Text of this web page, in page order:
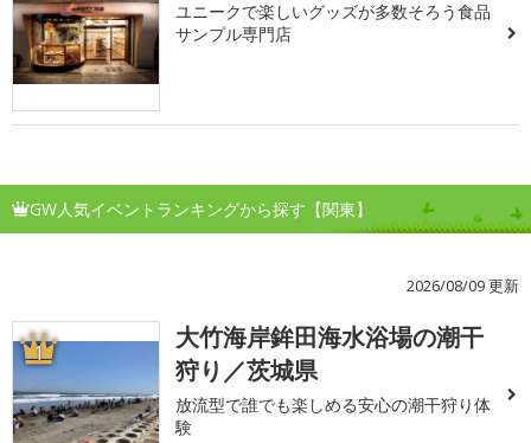
ユニークで楽しいグッズが多数そろう食品
サンプル専門店
GW人気イベントランキングから探す【関東】
2026/08/09 更新
1
大竹海岸鉾田海水浴場の潮干
狩り／茨城県
放流型で誰でも楽しめる安心の潮干狩り体
験